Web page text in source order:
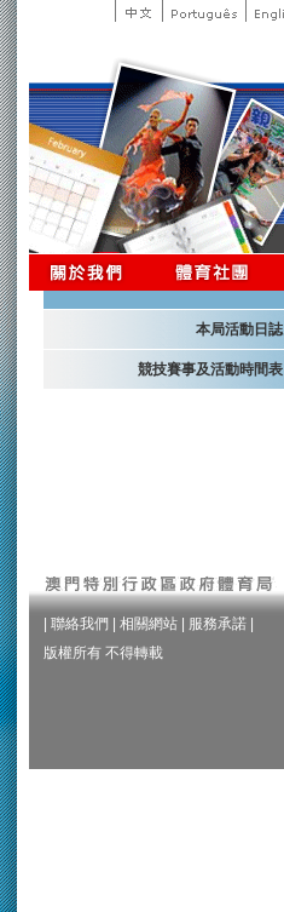
本局活動日誌
競技賽事及活動時間表
聯絡我們 相關網站 服務承諾
版權所有 不得轉載